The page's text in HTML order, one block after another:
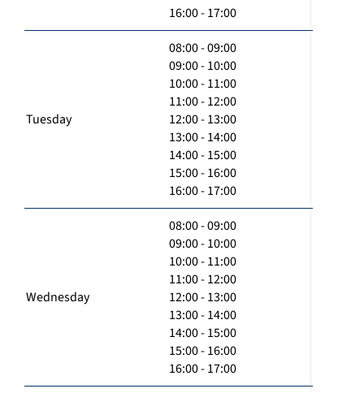
16:00 - 17:00
Tuesday
08:00 - 09:00
09:00 - 10:00
10:00 - 11:00
11:00 - 12:00
12:00 - 13:00
13:00 - 14:00
14:00 - 15:00
15:00 - 16:00
16:00 - 17:00
Wednesday
08:00 - 09:00
09:00 - 10:00
10:00 - 11:00
11:00 - 12:00
12:00 - 13:00
13:00 - 14:00
14:00 - 15:00
15:00 - 16:00
16:00 - 17:00